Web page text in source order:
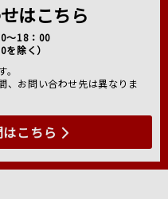
はこちら
～18：00
を除く）
、お問い合わせ先は異なりま
こちら